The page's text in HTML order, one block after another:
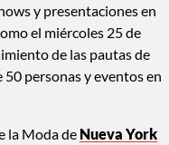
y presentaciones en
el miércoles 25 de
de las pautas de
personas y eventos en
la Moda de Nueva York